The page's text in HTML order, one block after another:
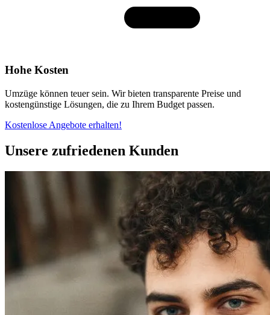
Hohe Kosten
Umzüge können teuer sein. Wir bieten transparente Preise und
kostengünstige Lösungen, die zu Ihrem Budget passen.
Kostenlose Angebote erhalten!
Unsere zufriedenen Kunden